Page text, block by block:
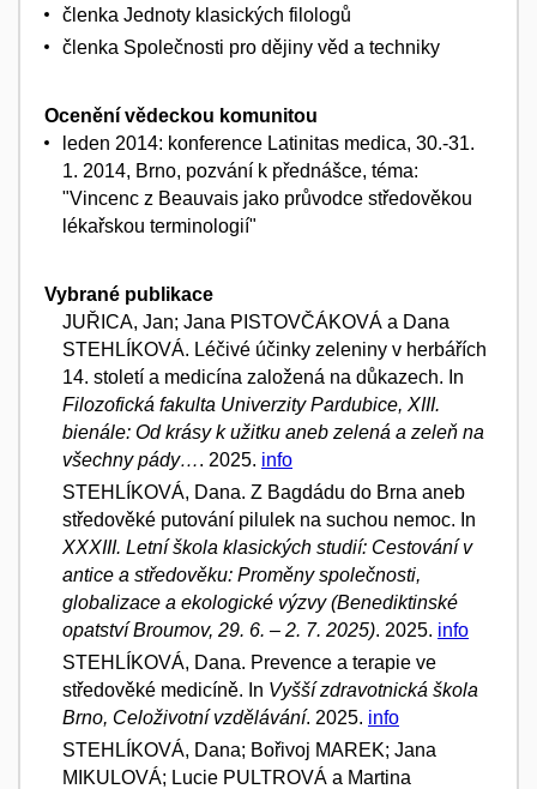
členka Jednoty klasických filologů
členka Společnosti pro dějiny věd a techniky
Ocenění vědeckou komunitou
leden 2014: konference Latinitas medica, 30.-31.
1. 2014, Brno, pozvání k přednášce, téma:
"Vincenc z Beauvais jako průvodce středověkou
lékařskou terminologií"
Vybrané publikace
JUŘICA, Jan; Jana PISTOVČÁKOVÁ a Dana
STEHLÍKOVÁ. Léčivé účinky zeleniny v herbářích
14. století a medicína založená na důkazech. In
Filozofická fakulta Univerzity Pardubice, XIII.
bienále: Od krásy k užitku aneb zelená a zeleň na
všechny pády…. 2025. info
STEHLÍKOVÁ, Dana. Z Bagdádu do Brna aneb
středověké putování pilulek na suchou nemoc. In
XXXIII. Letní škola klasických studií: Cestování v
antice a středověku: Proměny společnosti,
globalizace a ekologické výzvy (Benediktinské
opatství Broumov, 29. 6. – 2. 7. 2025). 2025. info
STEHLÍKOVÁ, Dana. Prevence a terapie ve
středověké medicíně. In Vyšší zdravotnická škola
Brno, Celoživotní vzdělávání. 2025. info
STEHLÍKOVÁ, Dana; Bořivoj MAREK; Jana
MIKULOVÁ; Lucie PULTROVÁ a Martina